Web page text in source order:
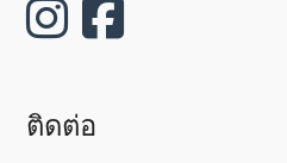
ติดต่อ